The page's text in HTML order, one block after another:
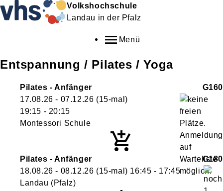
Volkshochschule
Landau in der Pfalz
Menü
Entspannung / Pilates / Yoga
Pilates - Anfänger
G160
17.08.26 - 07.12.26 (15-mal)
19:15 - 20:15
Montessori Schule
Pilates - Anfänger
G180
18.08.26 - 08.12.26 (15-mal) 16:45 - 17:45
Landau (Pfalz)